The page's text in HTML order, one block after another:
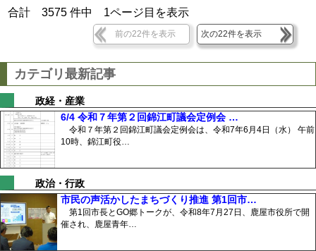
合計3575 件中 1ページ目を表示
前の22件を表示 次の22件を表示
カテゴリ最新記事
政経・産業
6/4 令和７年第２回錦江町議会定例会 …
令和７年第２回錦江町議会定例会は、令和7年6月4日（水） 午前
10時、錦江町役…
政治・行政
市民の声活かしたまちづくり推進 第1回市…
第1回市長とGO郷トークが、令和8年7月27日、鹿屋市役所で開
催され、鹿屋青年…